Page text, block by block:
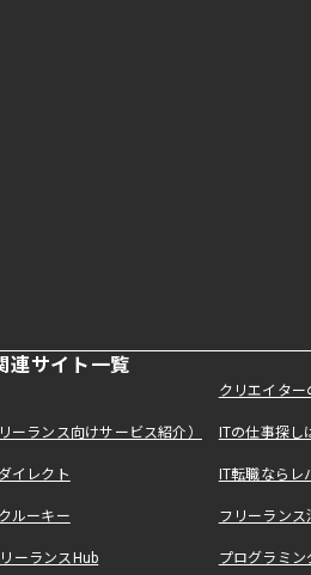
連サイト一覧
クリエイタ
ーランス向けサービス紹介） ITの仕事探
イレクト IT転職なら
ルーキー フリーラン
ーランスHub プログラミ